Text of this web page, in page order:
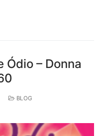
Ódio – Donna
BLOG